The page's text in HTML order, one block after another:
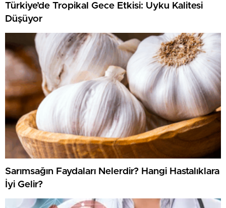
Türkiye’de Tropikal Gece Etkisi: Uyku Kalitesi
Düşüyor
Sarımsağın Faydaları Nelerdir? Hangi Hastalıklara
İyi Gelir?